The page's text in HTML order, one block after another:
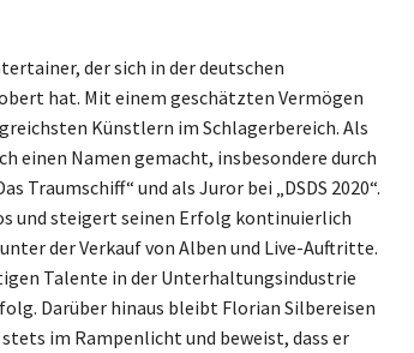
der sich in der deutschen
hat. Mit einem geschätzten Vermögen
Künstlern im Schlagerbereich. Als
einen Namen gemacht, insbesondere durch
Traumschiff“ und als Juror bei „DSDS 2020“.
und steigert seinen Erfolg kontinuierlich
der Verkauf von Alben und Live-Auftritte.
Talente in der Unterhaltungsindustrie
Darüber hinaus bleibt Florian Silbereisen
im Rampenlicht und beweist, dass er